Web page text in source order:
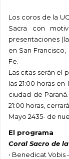
Los coros de la
Sacra con
presentaciones
en San
Fe.
Las citas serán el
las 21:00 horas
ciudad de
21:00 horas,
Mayo 2435- de
El programa
Coral Sacro de la
• Benedicat Vobis